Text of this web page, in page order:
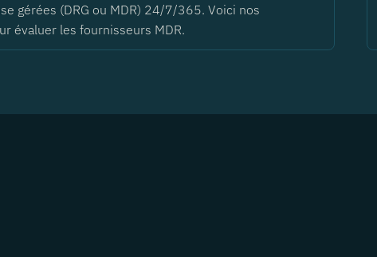
gérées (DRG ou MDR) 24/7/365. Voici nos
évaluer les fournisseurs MDR.